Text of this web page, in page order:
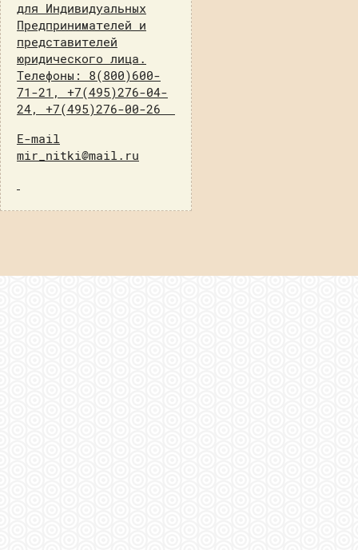
для Индивидуальных
Предпринимателей и
представителей
юридического лица.
Телефоны: 8(800)600-
71-21, +7(495)276-04-
24, +7(495)276-00-26
E-mail
mir_nitki@mail.ru